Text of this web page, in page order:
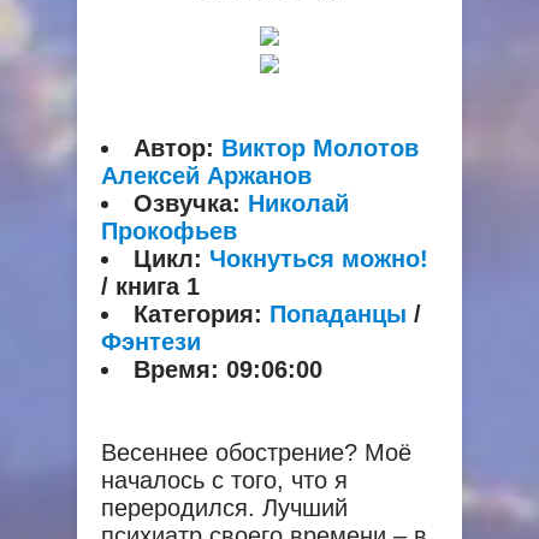
Автор: Виктор Молотов
Алексей Аржанов
Озвучка: Николай
Прокофьев
Цикл: Чокнуться можно!
/ книга 1
Категория: Попаданцы /
Фэнтези
Время: 09:06:00
Весеннее обострение? Моё
началось с того, что я
переродился. Лучший